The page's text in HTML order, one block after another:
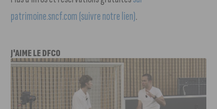
patrimoine.sncf.com (suivre notre lien).
J'AIME LE DFCO